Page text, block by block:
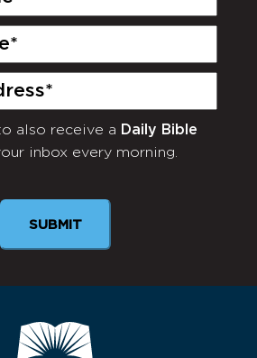
also receive a Daily Bible
inbox every morning.
SUBMIT